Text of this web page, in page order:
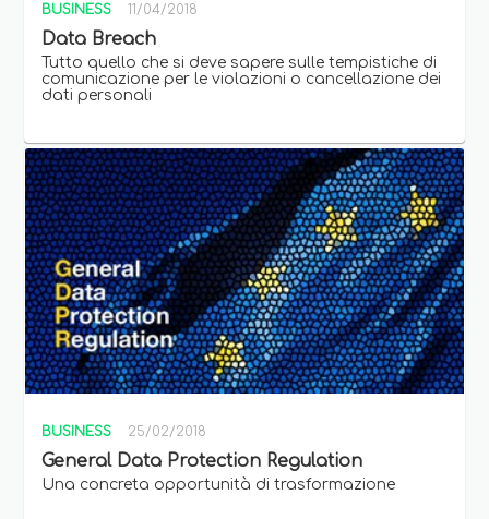
BUSINESS 11/04/2018
Data Breach
Tutto quello che si deve sapere sulle tempistiche di
comunicazione per le violazioni o cancellazione dei
dati personali
BUSINESS 25/02/2018
General Data Protection Regulation
Una concreta opportunità di trasformazione